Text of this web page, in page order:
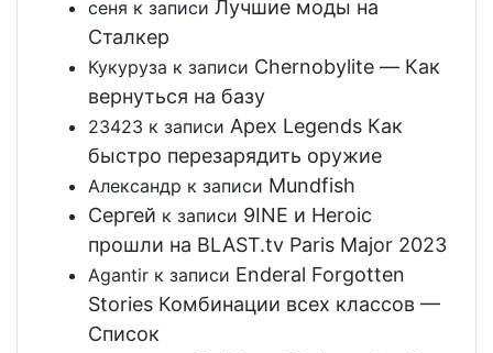
сеня к записи Лучшие моды на
Сталкер
Кукуруза к записи Chernobylite — Как
вернуться на базу
23423 к записи Apex Legends Как
быстро перезарядить оружие
Александр к записи Mundfish
Сергей к записи 9INE и Heroic
прошли на BLAST.tv Paris Major 2023
Agantir к записи Enderal Forgotten
Stories Комбинации всех классов —
Список